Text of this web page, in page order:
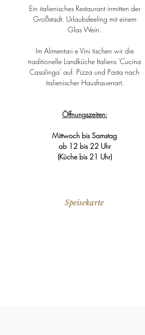
An
Ein italienisches Restaurant inmitten der
Großstadt. Urlaubsfeeling mit einem
Glas Wein.
Im Alimentari e Vini tischen wir die
traditionelle Landküche Italiens 'Cucina
Casalinga' auf. Pizza und Pasta nach
italienischer Hausfrauenart.
Öffnungszeiten:
Mittwoch bis Samstag
ab 12 bis 22 Uhr
(Küche bis 21 Uhr)
Speisekarte